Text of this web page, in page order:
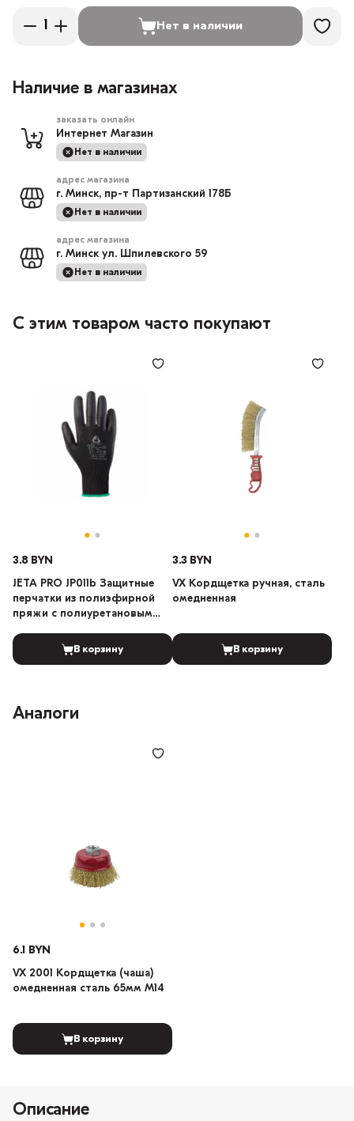
Нет в наличии
Наличие в магазинах
заказать онлайн
Интернет Магазин
Нет в наличии
адрес магазина
г. Минск, пр-т Партизанский 178Б
Нет в наличии
адрес магазина
г. Минск ул. Шпилевского 59
Нет в наличии
С этим товаром часто покупают
3.8 BYN
JETA PRO JP011b Защитные
перчатки из полиэфирной
пряжи c полиуретановым
(Размер: M) В корзину
3.3 BYN
VX Кордщетка ручная, сталь
омедненная
В корзину
Аналоги
6.1 BYN
VX 2001 Кордщетка (чаша)
омедненная сталь 65мм М14
В корзину
Описание